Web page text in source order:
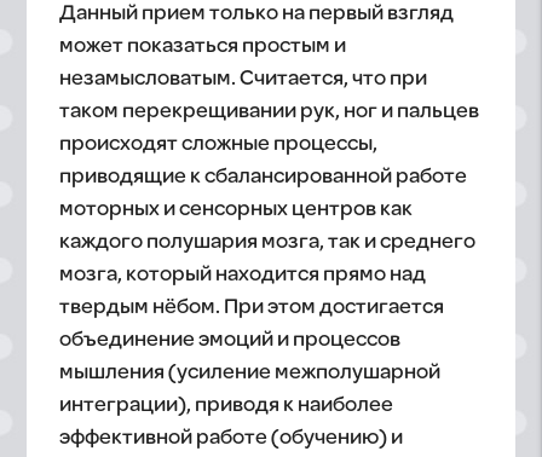
Данный прием только на первый взгляд
может показаться простым и
незамысловатым. Считается, что при
таком перекрещивании рук, ног и пальцев
происходят сложные процессы,
приводящие к сбалансированной работе
моторных и сенсорных центров как
каждого полушария мозга, так и среднего
мозга, который находится прямо над
твердым нёбом. При этом достигается
объединение эмоций и процессов
мышления (усиление межполушарной
интеграции), приводя к наиболее
эффективной работе (обучению) и